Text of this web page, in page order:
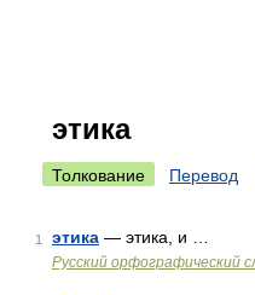
этика
Толкование Перевод
1 этика — этика, и …
Русский орфографический